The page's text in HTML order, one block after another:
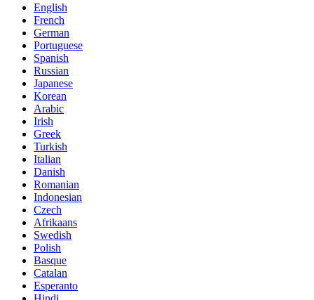
English
French
German
Portuguese
Spanish
Russian
Japanese
Korean
Arabic
Irish
Greek
Turkish
Italian
Danish
Romanian
Indonesian
Czech
Afrikaans
Swedish
Polish
Basque
Catalan
Esperanto